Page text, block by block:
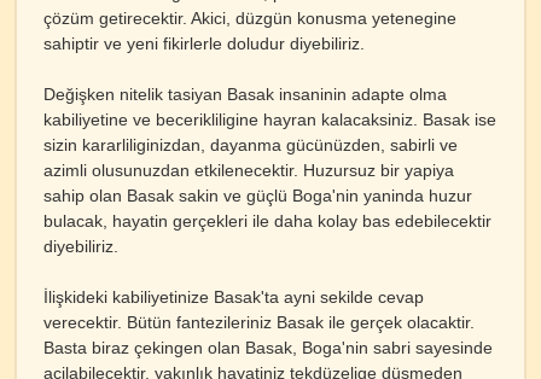
çözüm getirecektir. Akici, düzgün konusma yetenegine
sahiptir ve yeni fikirlerle doludur diyebiliriz.
Değişken nitelik tasiyan Basak insaninin adapte olma
kabiliyetine ve becerikliligine hayran kalacaksiniz. Basak ise
sizin kararliliginizdan, dayanma gücünüzden, sabirli ve
azimli olusunuzdan etkilenecektir. Huzursuz bir yapiya
sahip olan Basak sakin ve güçlü Boga'nin yaninda huzur
bulacak, hayatin gerçekleri ile daha kolay bas edebilecektir
diyebiliriz.
İlişkideki kabiliyetinize Basak'ta ayni sekilde cevap
verecektir. Bütün fantezileriniz Basak ile gerçek olacaktir.
Basta biraz çekingen olan Basak, Boga'nin sabri sayesinde
açilabilecektir. yakınlık hayatiniz tekdüzelige düsmeden